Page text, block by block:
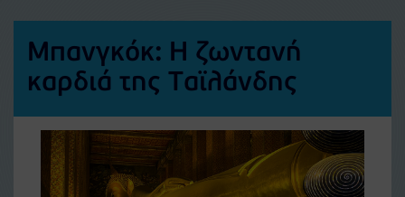
Μπανγκόκ: Η ζωντανή
καρδιά της Ταϊλάνδης